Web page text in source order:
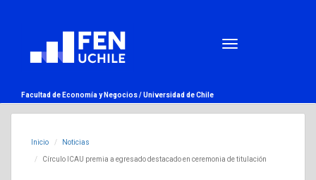
Facultad de Economía y Negocios /Universidad de Chile
Inicio Noticias
Círculo ICAU premia a egresado destacado en ceremonia de titulación